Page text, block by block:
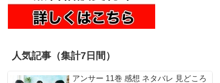
人気記事（集計7日間）
アンサー 11巻 感想 ネタバレ 見どころ